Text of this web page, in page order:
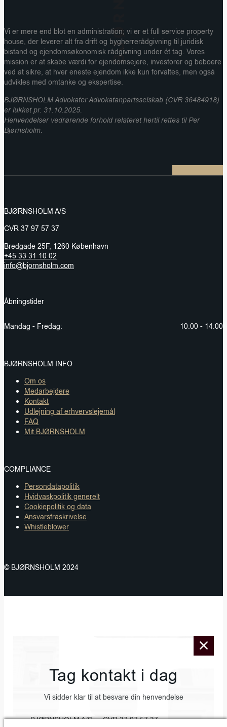
Vi er mere end blot en administration; vi er et full service property
house, der leverer alt fra drift og bygherrerådgivning til juridisk
bistand og ejendomsøkonomisk rådgivning under ét tag. Vores
mission er at skabe værdi for ejendomsejere, investorer og beboere
ved at sikre, at hver eneste ejendom ikke kun forvaltes, men også
udvikles med omtanke og ekspertise.
BJØRNSHOLM Advokater Advokatanpartsselskab (CVR 36484918)
er lukket pr. 31.10.2025.
Henvendelser vedrørende forhold relateret hertil rettes til Per
Bjørnsholm.
BJØRNSHOLM A/S
CVR 37 97 57 37
Bredgade 25F, 1260 København
+45 33 31 10 02
info@bjornsholm.com
Åbningstider
Mandag - Fredag: 10:00 - 14:00
BJØRNSHOLM INFO
Om os
Medarbejdere
Kontakt
Udlejning af erhvervslejemål
FAQ
Mit BJØRNSHOLM
COMPLIANCE
Persondatapolitik
Hvidvaskpolitik generelt
Cookiepolitik og data
Ansvarsfraskrivelse
Whistleblower
© BJØRNSHOLM 2024
Tag kontakt i dag
Vi sidder klar til at besvare din henvendelse
BJØRNSHOLM A/S • CVR 37 97 57 37